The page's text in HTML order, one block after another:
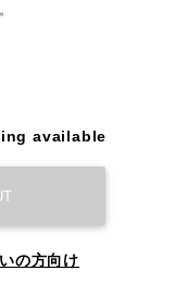
available
の方向け